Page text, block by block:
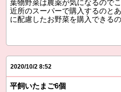
葉物野菜は農薬が気になるので
近所のスーパーで購入するのと
に配慮したお野菜を購入できる
2020/10/2 8:52
平飼いたまご6個